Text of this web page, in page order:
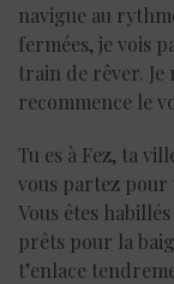
navigue au
fermées, je vois
train de rêver. Je
recommence le
Tu es à Fez, ta
vous partez pour
Vous êtes
prêts pour la
t’enlace